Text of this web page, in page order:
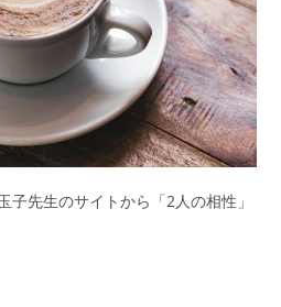
先生のサイトから「2人の相性」